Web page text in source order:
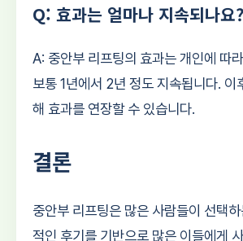
Q: 효과는 얼마나 지속되나요?
A: 중안부 리프팅의 효과는 개인에 따
보통 1년에서 2년 정도 지속됩니다. 이
해 효과를 연장할 수 있습니다.
결론
중안부 리프팅은 많은 사람들이 선택
적인 후기를 기반으로 많은 이들에게